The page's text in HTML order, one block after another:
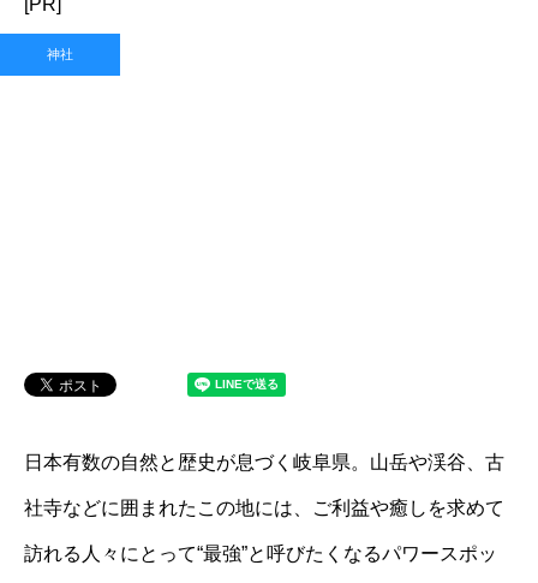
[PR]
神社
日本有数の自然と歴史が息づく岐阜県。山岳や渓谷、古
社寺などに囲まれたこの地には、ご利益や癒しを求めて
訪れる人々にとって“最強”と呼びたくなるパワースポッ